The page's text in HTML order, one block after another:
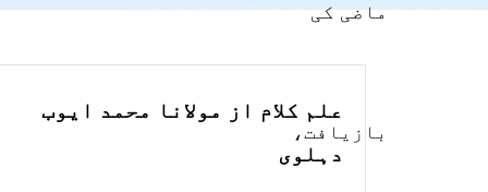
علم کلام از مولانا محمد ایوب
دہلوی